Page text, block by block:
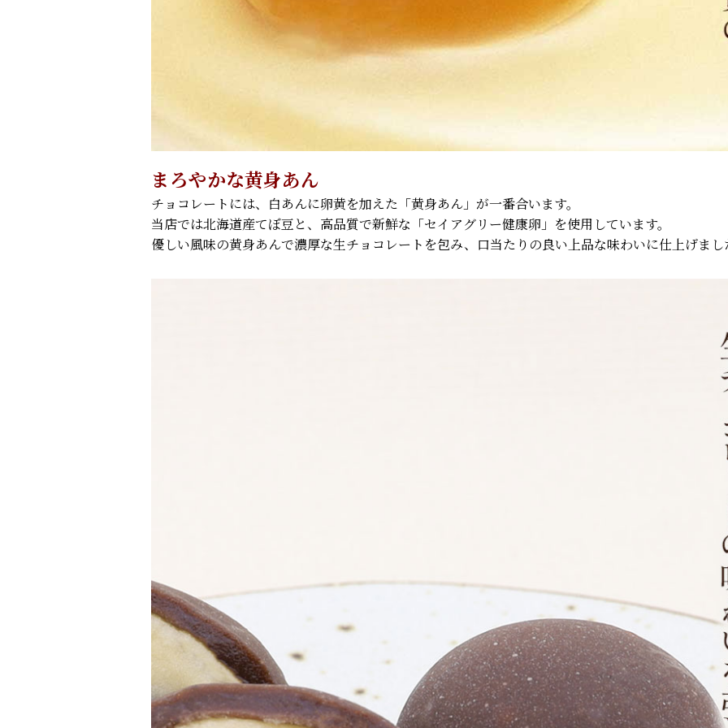
まろやかな黄身あん
チョコレートには、白あんに卵黄を加えた「黄身あん」が一番合います。
当店では北海道産てぼ豆と、高品質で新鮮な「セイアグリー健康卵」を使用しています。
優しい風味の黄身あんで濃厚な生チョコレートを包み、口当たりの良い上品な味わいに仕上げまし